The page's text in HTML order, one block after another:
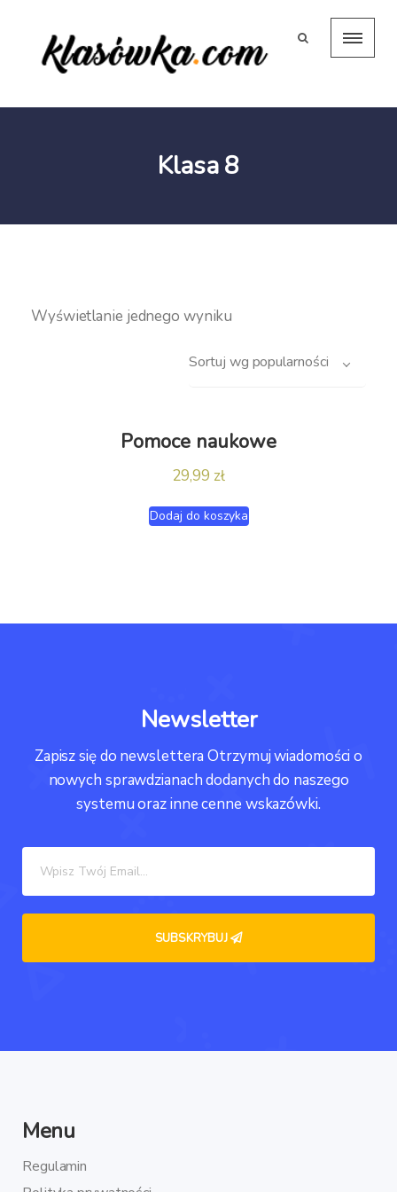
Klasa 8
Wyświetlanie jednego wyniku
Sortuj wg popularności
Pomoce naukowe
29,99 zł
Dodaj do koszyka
Newsletter
Zapisz się do newslettera Otrzymuj wiadomości o
nowych sprawdzianach dodanych do naszego
systemu oraz inne cenne wskazówki.
Menu
Regulamin